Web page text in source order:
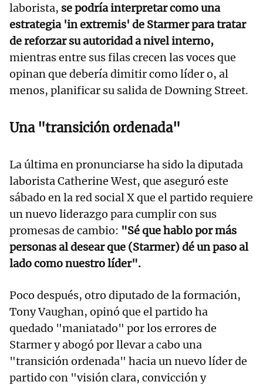
laborista, se podría interpretar como una
estrategia 'in extremis' de Starmer para tratar
de reforzar su autoridad a nivel interno,
mientras entre sus filas crecen las voces que
opinan que debería dimitir como líder o, al
menos, planificar su salida de Downing Street.
Una "transición ordenada"
La última en pronunciarse ha sido la diputada
laborista Catherine West, que aseguró este
sábado en la red social X que el partido requiere
un nuevo liderazgo para cumplir con sus
promesas de cambio: "Sé que hablo por más
personas al desear que (Starmer) dé un paso al
lado como nuestro líder".
Poco después, otro diputado de la formación,
Tony Vaughan, opinó que el partido ha
quedado "maniatado" por los errores de
Starmer y abogó por llevar a cabo una
"transición ordenada" hacia un nuevo líder de
partido con "visión clara, convicción y